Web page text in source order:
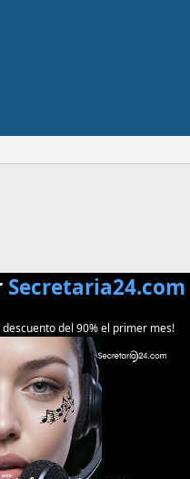
Secretaria24.com
del 90% el primer mes!